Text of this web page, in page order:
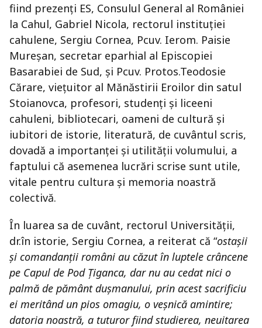
fiind prezenți ES, Consulul General al României
la Cahul, Gabriel Nicola, rectorul instituției
cahulene, Sergiu Cornea, Pcuv. Ierom. Paisie
Mureșan, secretar eparhial al Episcopiei
Basarabiei de Sud, și Pcuv. Protos.Teodosie
Cărare, viețuitor al Mănăstirii Eroilor din satul
Stoianovca, profesori, studenți și liceeni
cahuleni, bibliotecari, oameni de cultură și
iubitori de istorie, literatură, de cuvântul scris,
dovadă a importanței și utilității volumului, a
faptului că asemenea lucrări scrise sunt utile,
vitale pentru cultura și memoria noastră
colectivă.
În luarea sa de cuvânt, rectorul Universității,
dr.în istorie, Sergiu Cornea, a reiterat că “ostașii
și comandanții români au căzut în luptele crâncene
pe Capul de Pod Țiganca, dar nu au cedat nici o
palmă de pământ dușmanului, prin acest sacrificiu
ei meritând un pios omagiu, o veșnică amintire;
datoria noastră, a tuturor fiind studierea, neuitarea